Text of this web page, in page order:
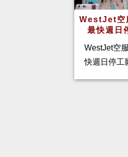
WestJet空
最快週日
WestJet空
快週日停工